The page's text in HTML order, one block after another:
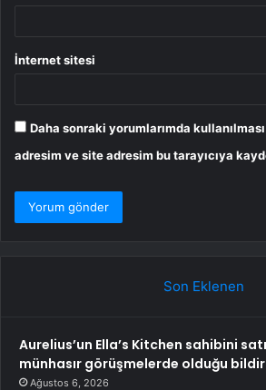
İnternet sitesi
Daha sonraki yorumlarımda
adresim ve site adresim bu tarayıcıya
Son Eklenen
Aurelius’un Ella’s Kitchen sahibini
münhasır görüşmelerde olduğu
Ağustos 6, 2026